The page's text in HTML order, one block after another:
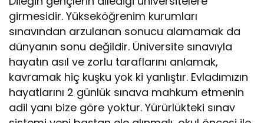
girmesidir. Yükseköğrenim kurumları
sınavından arzulanan sonucu alamamak da
dünyanın sonu değildir. Üniversite sınavıyla
hayatın asıl ve zorlu taraflarını anlamak,
kavramak hiç kuşku yok ki yanlıştır. Evladımızın
hayatlarını 2 günlük sınava mahkum etmenin
adil yanı bize göre yoktur. Yürürlükteki sınav